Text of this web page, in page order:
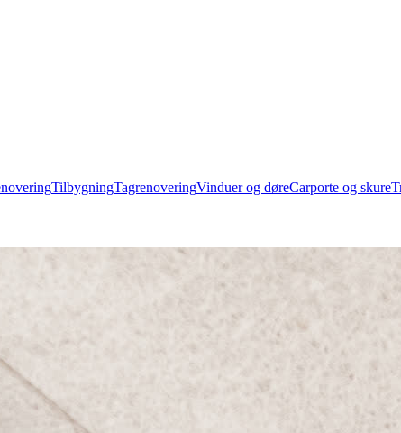
TilbygningTagrenoveringVinduer og døreCarporte og skure